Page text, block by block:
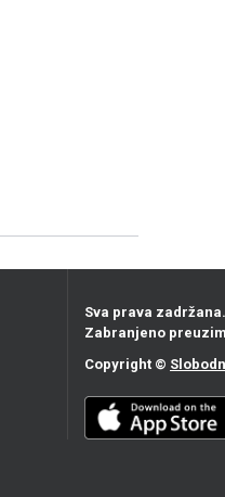
Sva prava zadržana.
Zabranjeno
Copyright ©